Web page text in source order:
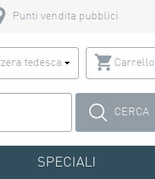
Punti vendita pubblici
tedesca Carrello
CERCA
SPECIALI